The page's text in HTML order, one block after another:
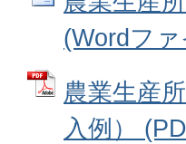
(Wordフ
農業生産
入例）